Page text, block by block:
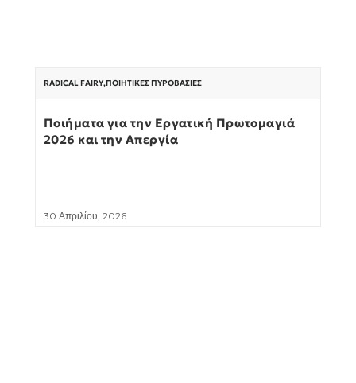
RADICAL FAIRY,ΠΟΙΗΤΙΚΈΣ ΠΥΡΟΒΑΣΊΕΣ
Ποιήματα για την Εργατική Πρωτομαγιά
2026 και την Απεργία
30 Απριλίου, 2026